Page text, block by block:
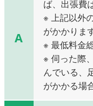
A
ば、出張費
※ 上記以外
がかかりま
※ 最低料金
※ 伺った際
んでいる、
がかかる場